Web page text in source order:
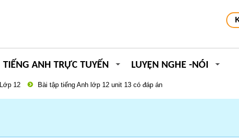
TIẾNG ANH TRỰC TUYẾN LUYỆN NGHE -NÓI
Lớp 12 Bài tập tiếng Anh lớp 12 unit 13 có đáp án